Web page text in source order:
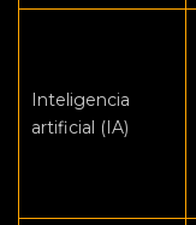
Inteligencia
artificial (IA)